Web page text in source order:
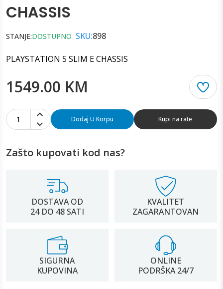
CHASSIS
STANJE:DOSTUPNO SKU:898
PLAYSTATION 5 SLIM E CHASSIS
1549.00 KM
1 Dodaj U Korpu Kupi na rate
Zašto kupovati kod nas?
DOSTAVA OD
24 DO 48 SATI
KVALITET
ZAGARANTOVAN
SIGURNA
KUPOVINA
ONLINE
PODRŠKA 24/7